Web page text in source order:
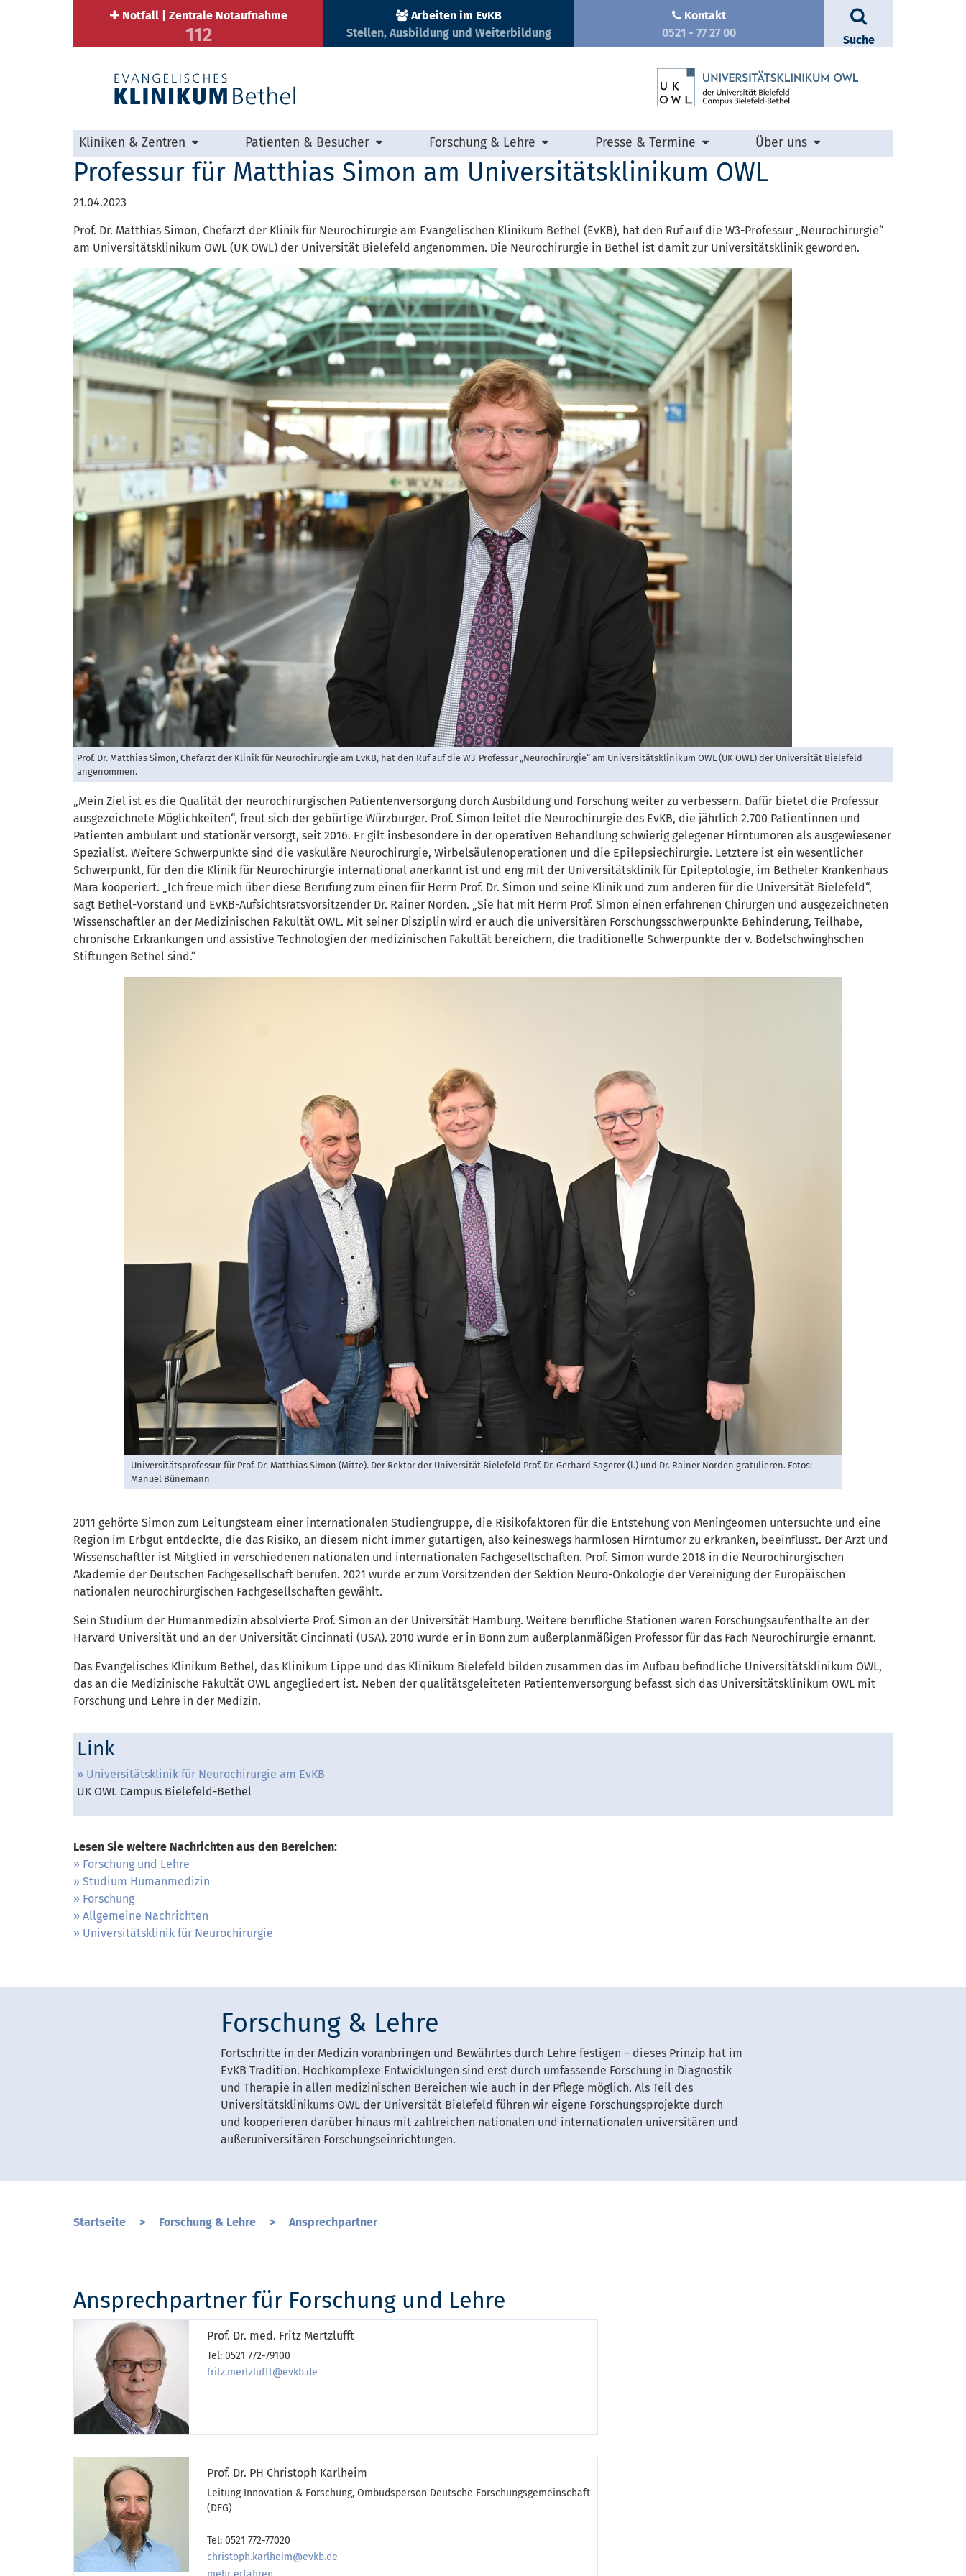
Notfall | Zentrale Notaufnahme
112
Arbeiten im EvKB
Stellen, Ausbildung und Weiterbildung
Kontakt
0521 - 77 27 00
Suche
Kliniken & Zentren Patienten & Besucher Forschung & Lehre Presse & Termine Über uns
Professur für Matthias Simon am Universitätsklinikum OWL
21.04.2023
Prof. Dr. Matthias Simon, Chefarzt der Klinik für Neurochirurgie am Evangelischen Klinikum Bethel (EvKB), hat den Ruf auf die W3-Professur „Neurochirurgie“
am Universitätsklinikum OWL (UK OWL) der Universität Bielefeld angenommen. Die Neurochirurgie in Bethel ist damit zur Universitätsklinik geworden.
Prof. Dr. Matthias Simon, Chefarzt der Klinik für Neurochirurgie am EvKB, hat den Ruf auf die W3-Professur „Neurochirurgie“ am Universitätsklinikum OWL (UK OWL) der Universität Bielefeld
angenommen.
„Mein Ziel ist es die Qualität der neurochirurgischen Patientenversorgung durch Ausbildung und Forschung weiter zu verbessern. Dafür bietet die Professur
ausgezeichnete Möglichkeiten“, freut sich der gebürtige Würzburger. Prof. Simon leitet die Neurochirurgie des EvKB, die jährlich 2.700 Patientinnen und
Patienten ambulant und stationär versorgt, seit 2016. Er gilt insbesondere in der operativen Behandlung schwierig gelegener Hirntumoren als ausgewiesener
Spezialist. Weitere Schwerpunkte sind die vaskuläre Neurochirurgie, Wirbelsäulenoperationen und die Epilepsiechirurgie. Letztere ist ein wesentlicher
Schwerpunkt, für den die Klinik für Neurochirurgie international anerkannt ist und eng mit der Universitätsklinik für Epileptologie, im Betheler Krankenhaus
Mara kooperiert. „Ich freue mich über diese Berufung zum einen für Herrn Prof. Dr. Simon und seine Klinik und zum anderen für die Universität Bielefeld“,
sagt Bethel-Vorstand und EvKB-Aufsichtsratsvorsitzender Dr. Rainer Norden. „Sie hat mit Herrn Prof. Simon einen erfahrenen Chirurgen und ausgezeichneten
Wissenschaftler an der Medizinischen Fakultät OWL. Mit seiner Disziplin wird er auch die universitären Forschungsschwerpunkte Behinderung, Teilhabe,
chronische Erkrankungen und assistive Technologien der medizinischen Fakultät bereichern, die traditionelle Schwerpunkte der v. Bodelschwinghschen
Stiftungen Bethel sind.“
Universitätsprofessur für Prof. Dr. Matthias Simon (Mitte). Der Rektor der Universität Bielefeld Prof. Dr. Gerhard Sagerer (l.) und Dr. Rainer Norden gratulieren. Fotos:
Manuel Bünemann
2011 gehörte Simon zum Leitungsteam einer internationalen Studiengruppe, die Risikofaktoren für die Entstehung von Meningeomen untersuchte und eine
Region im Erbgut entdeckte, die das Risiko, an diesem nicht immer gutartigen, also keineswegs harmlosen Hirntumor zu erkranken, beeinflusst. Der Arzt und
Wissenschaftler ist Mitglied in verschiedenen nationalen und internationalen Fachgesellschaften. Prof. Simon wurde 2018 in die Neurochirurgischen
Akademie der Deutschen Fachgesellschaft berufen. 2021 wurde er zum Vorsitzenden der Sektion Neuro-Onkologie der Vereinigung der Europäischen
nationalen neurochirurgischen Fachgesellschaften gewählt.
Sein Studium der Humanmedizin absolvierte Prof. Simon an der Universität Hamburg. Weitere berufliche Stationen waren Forschungsaufenthalte an der
Harvard Universität und an der Universität Cincinnati (USA). 2010 wurde er in Bonn zum außerplanmäßigen Professor für das Fach Neurochirurgie ernannt.
Das Evangelisches Klinikum Bethel, das Klinikum Lippe und das Klinikum Bielefeld bilden zusammen das im Aufbau befindliche Universitätsklinikum OWL,
das an die Medizinische Fakultät OWL angegliedert ist. Neben der qualitätsgeleiteten Patientenversorgung befasst sich das Universitätsklinikum OWL mit
Forschung und Lehre in der Medizin.
Link
Universitätsklinik für Neurochirurgie am EvKB
UK OWL Campus Bielefeld-Bethel
Lesen Sie weitere Nachrichten aus den Bereichen:
Forschung und Lehre
Studium Humanmedizin
Forschung
Allgemeine Nachrichten
Universitätsklinik für Neurochirurgie
Forschung & Lehre
Fortschritte in der Medizin voranbringen und Bewährtes durch Lehre festigen – dieses Prinzip hat im
EvKB Tradition. Hochkomplexe Entwicklungen sind erst durch umfassende Forschung in Diagnostik
und Therapie in allen medizinischen Bereichen wie auch in der Pflege möglich. Als Teil des
Universitätsklinikums OWL der Universität Bielefeld führen wir eigene Forschungsprojekte durch
und kooperieren darüber hinaus mit zahlreichen nationalen und internationalen universitären und
außeruniversitären Forschungseinrichtungen.
Startseite > Forschung & Lehre > Ansprechpartner
Ansprechpartner für Forschung und Lehre
Prof. Dr. med. Fritz Mertzlufft
Tel: 0521 772-79100
fritz.mertzlufft@evkb.de
Prof. Dr. PH Christoph Karlheim
Leitung Innovation & Forschung, Ombudsperson Deutsche Forschungsgemeinschaft
(DFG)
Tel: 0521 772-77020
christoph.karlheim@evkb.de